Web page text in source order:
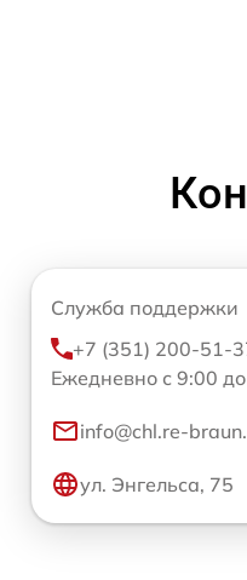
Служба поддержки
+7 (351) 200-51-
Ежедневно с 9:00
info@chl.re-
ул. Энгельса, 75